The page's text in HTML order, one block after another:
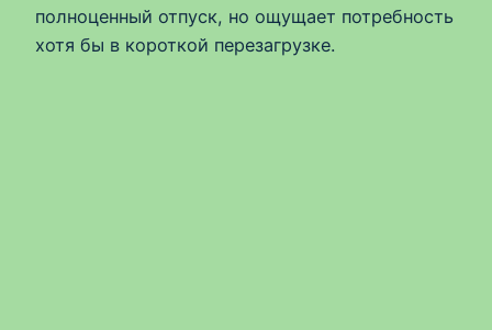
полноценный отпуск, но ощущает потребность
хотя бы в короткой перезагрузке.